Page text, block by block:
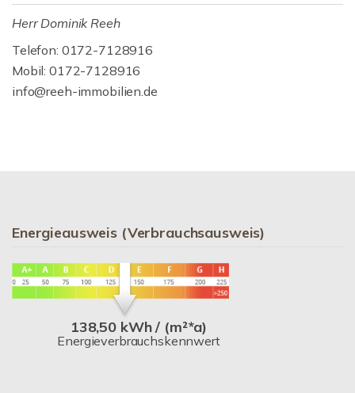
Herr Dominik Reeh
Telefon: 0172-7128916
Mobil: 0172-7128916
info@reeh-immobilien.de
Energieausweis (Verbrauchsausweis)
138,50 kWh / (m²*a)
Energieverbrauchskennwert